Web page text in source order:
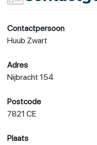
Contactpersoon
Huub Zwart
Adres
Nijbracht 154
Postcode
7821 CE
Plaats